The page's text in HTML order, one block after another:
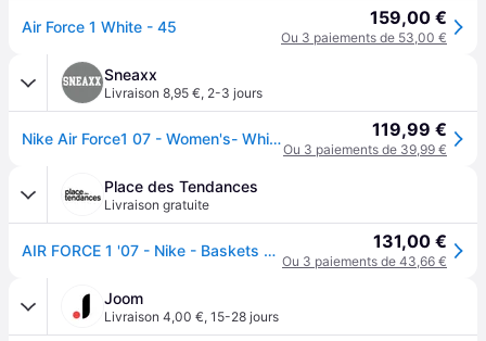
Air Force 1 White - 45 159,00 €
Ou 3 paiements de 53,00 €
Sneaxx
Livraison 8,95 €, 2-3 jours
Nike Air Force1 07 - Women's- White - EU42 119,99 €
Ou 3 paiements de 39,99 €
Place des Tendances
Livraison gratuite
AIR FORCE 1 '07 - Nike - Baskets basses femme - Taille 35,5 - Blanc 131,00 €
Ou 3 paiements de 43,66 €
Joom
Livraison 4,00 €, 15-28 jours